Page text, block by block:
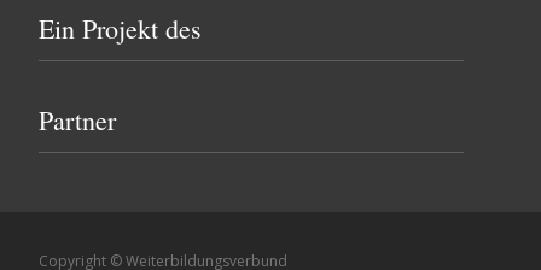
Ein Projekt des
Partner
Copyright © Weiterbildungsverbund